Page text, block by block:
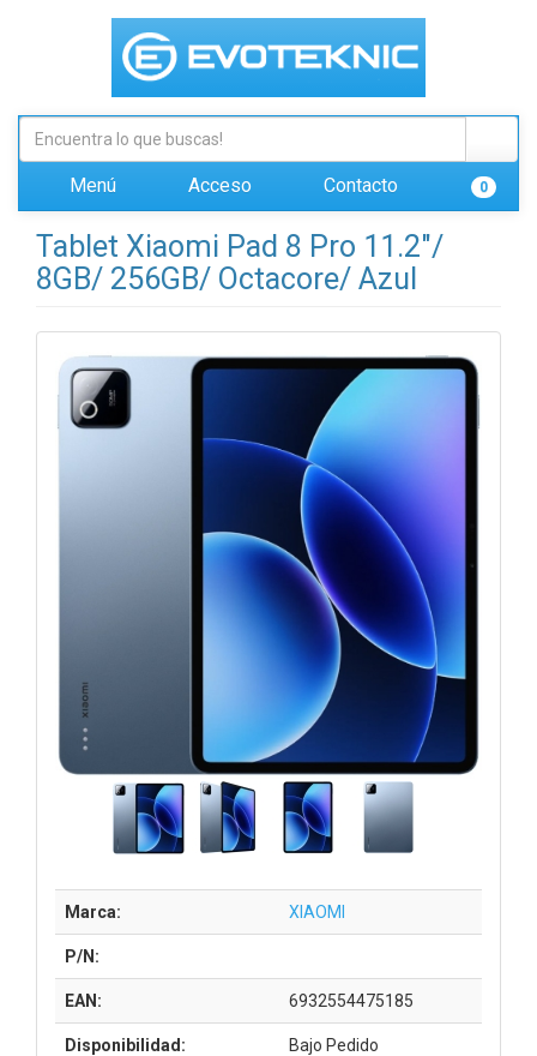
Menú Acceso Contacto 0
Tablet Xiaomi Pad 8 Pro 11.2"/
8GB/ 256GB/ Octacore/ Azul
Marca: XIAOMI
P/N:
EAN: 6932554475185
Disponibilidad: Bajo Pedido